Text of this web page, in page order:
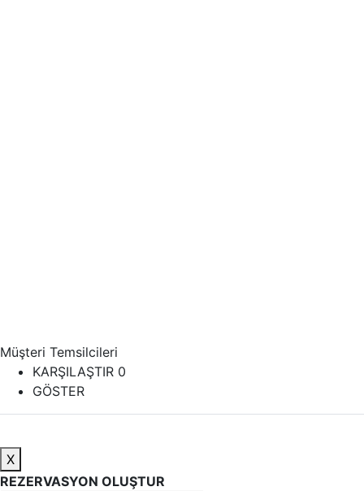
Müşteri Temsilcileri
KARŞILAŞTIR 0
GÖSTER
X
REZERVASYON OLUŞTUR